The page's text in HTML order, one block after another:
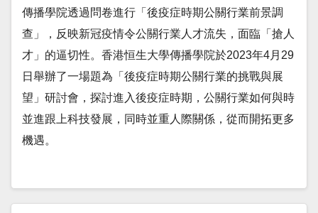
傳播學院透過問卷進行「後疫症時期公關行業前景調
查」，反映新冠疫情令公關行業人才流失，面臨「搶人
才」的逼切性。香港恒生大學傳播學院於2023年4月29
日舉辦了一場題為「後疫症時期公關行業的挑戰與展
望」研討會，探討進入後疫症時期，公關行業如何與時
並進跟上科技發展，同時並重人際關係，從而開拓更多
機遇。